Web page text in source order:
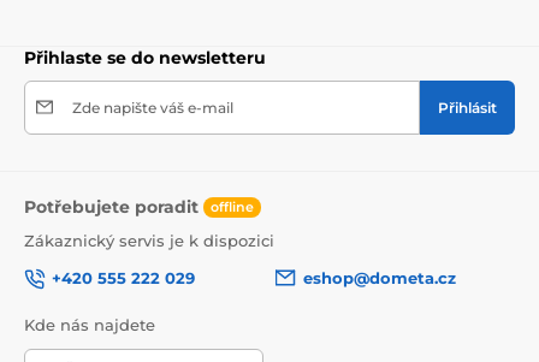
Přihlaste se do newsletteru
Zde napište váš e-mail Přihlásit
Potřebujete poradit offline
Zákaznický servis je k dispozici
+420 555 222 029
eshop@dometa.cz
Kde nás najdete